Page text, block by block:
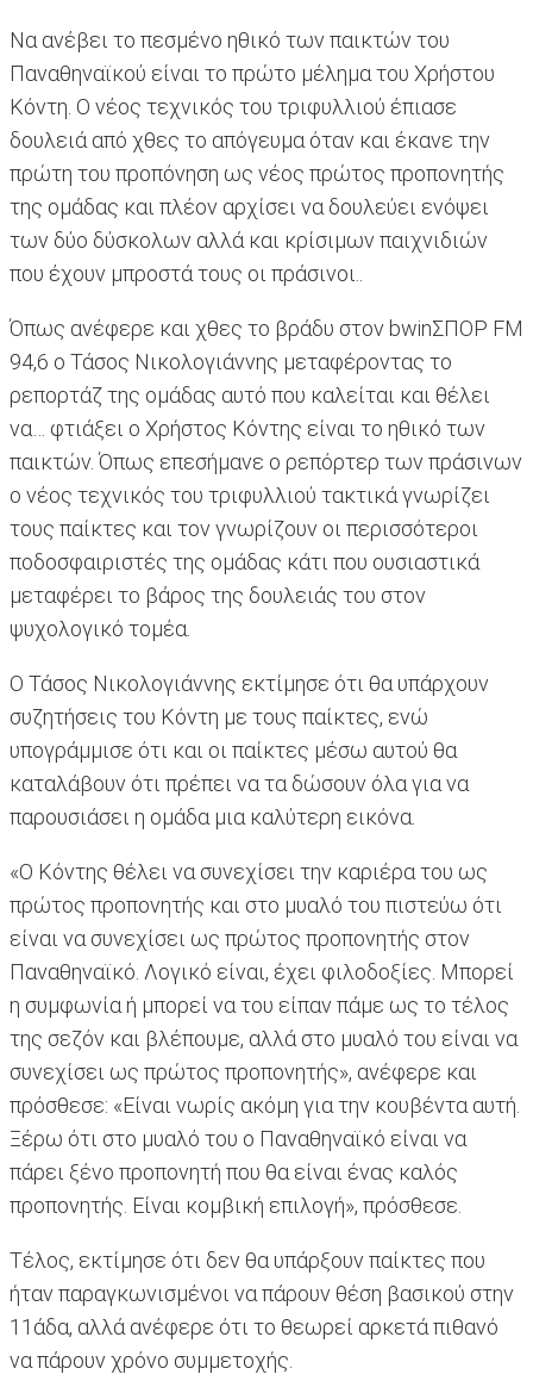
Να ανέβει το πεσμένο ηθικό των παικτών του
Παναθηναϊκού είναι το πρώτο μέλημα του Χρήστου
Κόντη. Ο νέος τεχνικός του τριφυλλιού έπιασε
δουλειά από χθες το απόγευμα όταν και έκανε την
πρώτη του προπόνηση ως νέος πρώτος προπονητής
της ομάδας και πλέον αρχίσει να δουλεύει ενόψει
των δύο δύσκολων αλλά και κρίσιμων παιχνιδιών
που έχουν μπροστά τους οι πράσινοι..
Όπως ανέφερε και χθες το βράδυ στον bwinΣΠΟΡ FM
94,6 ο Τάσος Νικολογιάννης μεταφέροντας το
ρεπορτάζ της ομάδας αυτό που καλείται και θέλει
να… φτιάξει ο Χρήστος Κόντης είναι το ηθικό των
παικτών. Όπως επεσήμανε ο ρεπόρτερ των πράσινων
ο νέος τεχνικός του τριφυλλιού τακτικά γνωρίζει
τους παίκτες και τον γνωρίζουν οι περισσότεροι
ποδοσφαιριστές της ομάδας κάτι που ουσιαστικά
μεταφέρει το βάρος της δουλειάς του στον
ψυχολογικό τομέα.
Ο Τάσος Νικολογιάννης εκτίμησε ότι θα υπάρχουν
συζητήσεις του Κόντη με τους παίκτες, ενώ
υπογράμμισε ότι και οι παίκτες μέσω αυτού θα
καταλάβουν ότι πρέπει να τα δώσουν όλα για να
παρουσιάσει η ομάδα μια καλύτερη εικόνα.
«Ο Κόντης θέλει να συνεχίσει την καριέρα του ως
πρώτος προπονητής και στο μυαλό του πιστεύω ότι
είναι να συνεχίσει ως πρώτος προπονητής στον
Παναθηναϊκό. Λογικό είναι, έχει φιλοδοξίες. Μπορεί
η συμφωνία ή μπορεί να του είπαν πάμε ως το τέλος
της σεζόν και βλέπουμε, αλλά στο μυαλό του είναι να
συνεχίσει ως πρώτος προπονητής», ανέφερε και
πρόσθεσε: «Είναι νωρίς ακόμη για την κουβέντα αυτή.
Ξέρω ότι στο μυαλό του ο Παναθηναϊκό είναι να
πάρει ξένο προπονητή που θα είναι ένας καλός
προπονητής. Είναι κομβική επιλογή», πρόσθεσε.
Τέλος, εκτίμησε ότι δεν θα υπάρξουν παίκτες που
ήταν παραγκωνισμένοι να πάρουν θέση βασικού στην
11άδα, αλλά ανέφερε ότι το θεωρεί αρκετά πιθανό
να πάρουν χρόνο συμμετοχής.